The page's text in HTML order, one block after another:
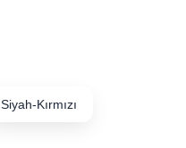
Siyah-Kırmızı